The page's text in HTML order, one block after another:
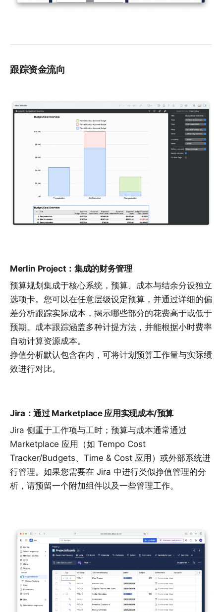
跟踪资金流向
Merlin Project：集成的财务管理
预算规划集成于核心系统，预算、成本与结余分设独立
选项卡。您可以在任意层级设定预算，并通过详细的偏
差分析跟踪实际成本，揭示哪些部分的花费高于或低于
预期。成本跟踪涵盖多种计提方法，并能根据小时费率
自动计算资源成本。
挣值分析默认包含在内，可将计划预算工作量与实际绩
效进行对比。
Jira：通过 Marketplace 应用实现成本/预算
Jira 侧重于工作项与工时；预算与成本通常通过
Marketplace 应用（如 Tempo Cost
Tracker/Budgets、Time & Cost 应用）或外部系统进
行管理。如果您需要在 Jira 中进行类似挣值管理的分
析，请预留一个附加组件以及一些管理工作。